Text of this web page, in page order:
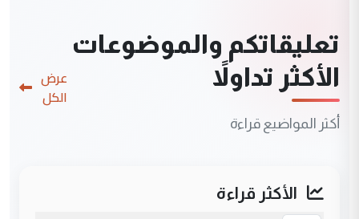
تعليقاتكم والموضوعات
الأكثر تداولاً
أكثر المواضيع قراءة
عرض
الكل
الأكثر قراءة